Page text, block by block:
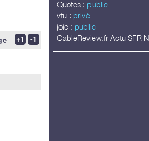
Quotes : public
vtu : privé
joie : public
CableReview.fr Actu SFR